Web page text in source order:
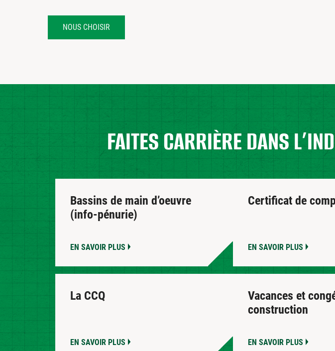
NOUS CHOISIR
FAITES CARRIÈRE DANS
Bassins de main d’oeuvre
(info-pénurie)
EN SAVOIR PLUS
Certificat de
EN SAVOIR PLUS
La CCQ
EN SAVOIR PLUS
Vacances et
construction
EN SAVOIR PLUS